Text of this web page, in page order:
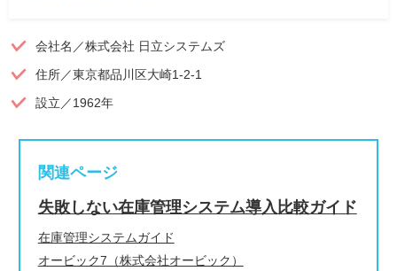
会社名／株式会社 日立システムズ
住所／東京都品川区大崎1-2-1
設立／1962年
関連ページ
失敗しない在庫管理システム導入比較ガイド
在庫管理システムガイド
オービック7（株式会社オービック）